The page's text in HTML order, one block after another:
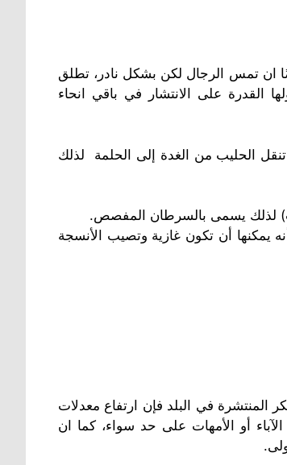
ان تمس الرجال لكن بشكل نادر، تطلق
القدرة على الانتشار في باقي انحاء
الحليب من الغدة إلى الحلمة لذلك
لذلك يسمى بالسرطان المفصص.
يمكنها أن تكون غازية وتصيب الأنسجة
في البلد فإن ارتفاع معدلات
الآباء أو الأمهات على حد سواء، كما ان